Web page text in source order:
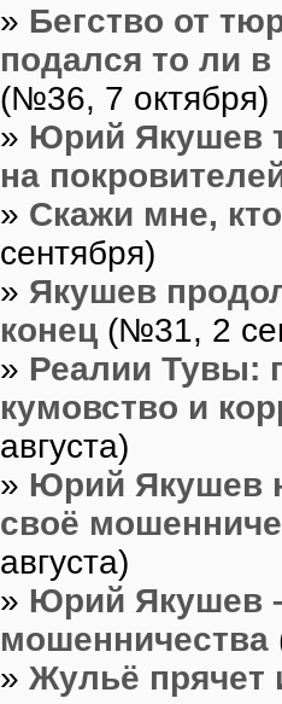
» Бегство от
подался то ли в
(№36, 7 октября)
» Юрий Якушев
на
» Скажи мне,
сентября)
» Якушев
конец (№31, 2
» Реалии Тувы:
кумовство и
августа)
» Юрий Якушев
своё
августа)
» Юрий Якушев
мошенничества
» Жульё прячет